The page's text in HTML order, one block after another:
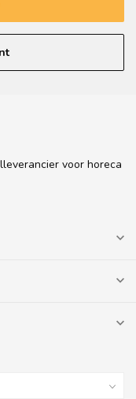
voor horeca